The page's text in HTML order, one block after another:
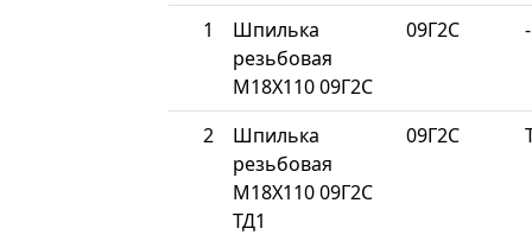
1
Шпилька
резьбовая
М18Х110 09Г2С
09Г2С -
2
Шпилька
резьбовая
М18Х110 09Г2С
ТД1
09Г2С